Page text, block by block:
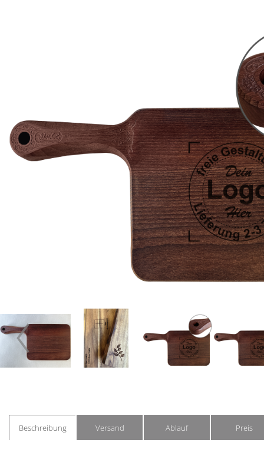
Beschreibung Versand Ablauf Preis